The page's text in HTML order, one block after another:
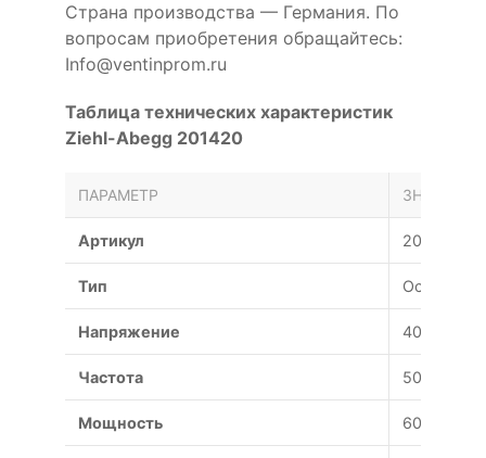
Страна производства — Германия. По
вопросам приобретения обращайтесь:
Info@ventinprom.ru
Таблица технических характеристик
Ziehl-Abegg 201420
ПАРАМЕТР ЗНАЧЕНИЕ
Артикул 201420
Тип Осевой
Напряжение 400 В
Частота 50 Гц
Мощность 600/400